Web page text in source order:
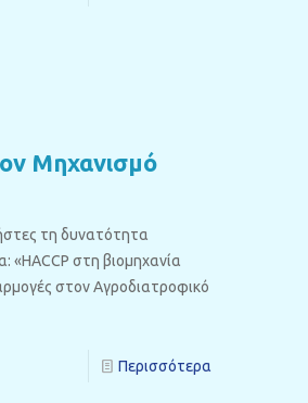
Μηχανισμό
τη δυνατότητα
στη βιομηχανία
στον Αγροδιατροφικό
Περισσότερα